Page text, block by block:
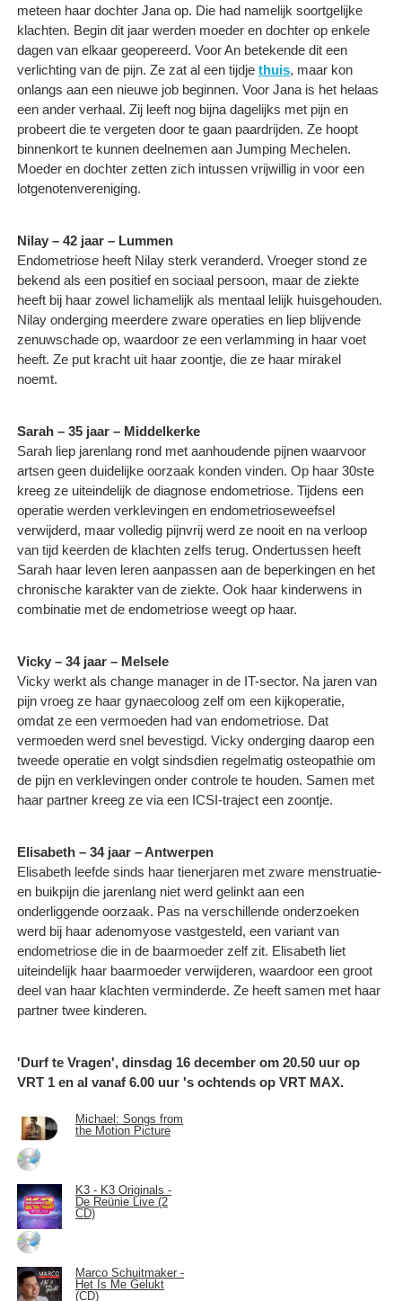
meteen haar dochter Jana op. Die had namelijk soortgelijke
klachten. Begin dit jaar werden moeder en dochter op enkele
dagen van elkaar geopereerd. Voor An betekende dit een
verlichting van de pijn. Ze zat al een tijdje thuis, maar kon
onlangs aan een nieuwe job beginnen. Voor Jana is het helaas
een ander verhaal. Zij leeft nog bijna dagelijks met pijn en
probeert die te vergeten door te gaan paardrijden. Ze hoopt
binnenkort te kunnen deelnemen aan Jumping Mechelen.
Moeder en dochter zetten zich intussen vrijwillig in voor een
lotgenotenvereniging.
Nilay – 42 jaar – Lummen
Endometriose heeft Nilay sterk veranderd. Vroeger stond ze
bekend als een positief en sociaal persoon, maar de ziekte
heeft bij haar zowel lichamelijk als mentaal lelijk huisgehouden.
Nilay onderging meerdere zware operaties en liep blijvende
zenuwschade op, waardoor ze een verlamming in haar voet
heeft. Ze put kracht uit haar zoontje, die ze haar mirakel
noemt.
Sarah – 35 jaar – Middelkerke
Sarah liep jarenlang rond met aanhoudende pijnen waarvoor
artsen geen duidelijke oorzaak konden vinden. Op haar 30ste
kreeg ze uiteindelijk de diagnose endometriose. Tijdens een
operatie werden verklevingen en endometrioseweefsel
verwijderd, maar volledig pijnvrij werd ze nooit en na verloop
van tijd keerden de klachten zelfs terug. Ondertussen heeft
Sarah haar leven leren aanpassen aan de beperkingen en het
chronische karakter van de ziekte. Ook haar kinderwens in
combinatie met de endometriose weegt op haar.
Vicky – 34 jaar – Melsele
Vicky werkt als change manager in de IT-sector. Na jaren van
pijn vroeg ze haar gynaecoloog zelf om een kijkoperatie,
omdat ze een vermoeden had van endometriose. Dat
vermoeden werd snel bevestigd. Vicky onderging daarop een
tweede operatie en volgt sindsdien regelmatig osteopathie om
de pijn en verklevingen onder controle te houden. Samen met
haar partner kreeg ze via een ICSI-traject een zoontje.
Elisabeth – 34 jaar – Antwerpen
Elisabeth leefde sinds haar tienerjaren met zware menstruatie-
en buikpijn die jarenlang niet werd gelinkt aan een
onderliggende oorzaak. Pas na verschillende onderzoeken
werd bij haar adenomyose vastgesteld, een variant van
endometriose die in de baarmoeder zelf zit. Elisabeth liet
uiteindelijk haar baarmoeder verwijderen, waardoor een groot
deel van haar klachten verminderde. Ze heeft samen met haar
partner twee kinderen.
'Durf te Vragen', dinsdag 16 december om 20.50 uur op
VRT 1 en al vanaf 6.00 uur 's ochtends op VRT MAX.
Michael: Songs from
the Motion Picture
K3 - K3 Originals -
De Reünie Live (2
CD)
Marco Schuitmaker -
Het Is Me Gelukt
(CD)